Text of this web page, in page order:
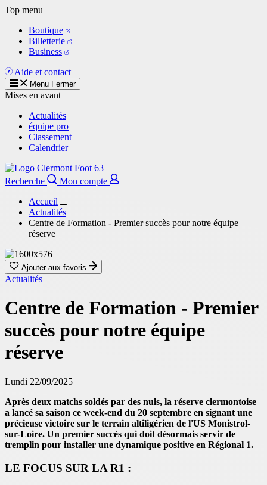
Aller
contenu
principal
Top menu
Boutique
Billetterie
Business
Aide et contact
Menu Fermer
Mises en avant
Actualités
équipe pro
Classement
Calendrier
Recherche
Mon compte
Accueil
Actualités
Centre de Formation - Premier succès pour notre équipe
réserve
Ajouter aux favoris
Actualités
Centre de Formation - Premier
succès pour notre équipe
réserve
Lundi 22/09/2025
Après deux matchs soldés par des nuls, la réserve clermontoise
a lancé sa saison ce week-end du 20 septembre en signant une
précieuse victoire sur le terrain altiligérien de l'US Monistrol-
sur-Loire. Un premier succès qui doit désormais servir de
tremplin pour installer une dynamique positive en Régional 1.
LE FOCUS SUR LA R1 :